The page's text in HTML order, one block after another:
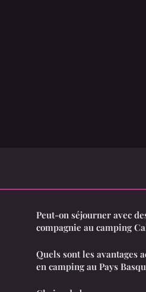
Peut-on séjourner avec
compagnie au camping
Quels sont les avantages
en camping au Pays